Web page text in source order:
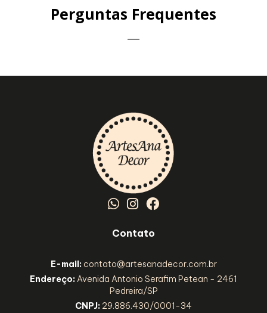
Perguntas Frequentes
Contato
E-mail: contato@artesanadecor.com.br
Endereço: Avenida Antonio Serafim Petean - 2461
Pedreira/SP
CNPJ: 29.886.430/0001-34